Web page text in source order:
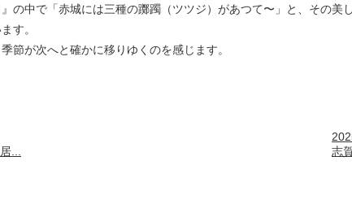
の中で「赤城には三種の躑躅（ツツジ）があつて〜」と、その美
す。
節が次へと確かに移りゆくのを感じます。
...
志